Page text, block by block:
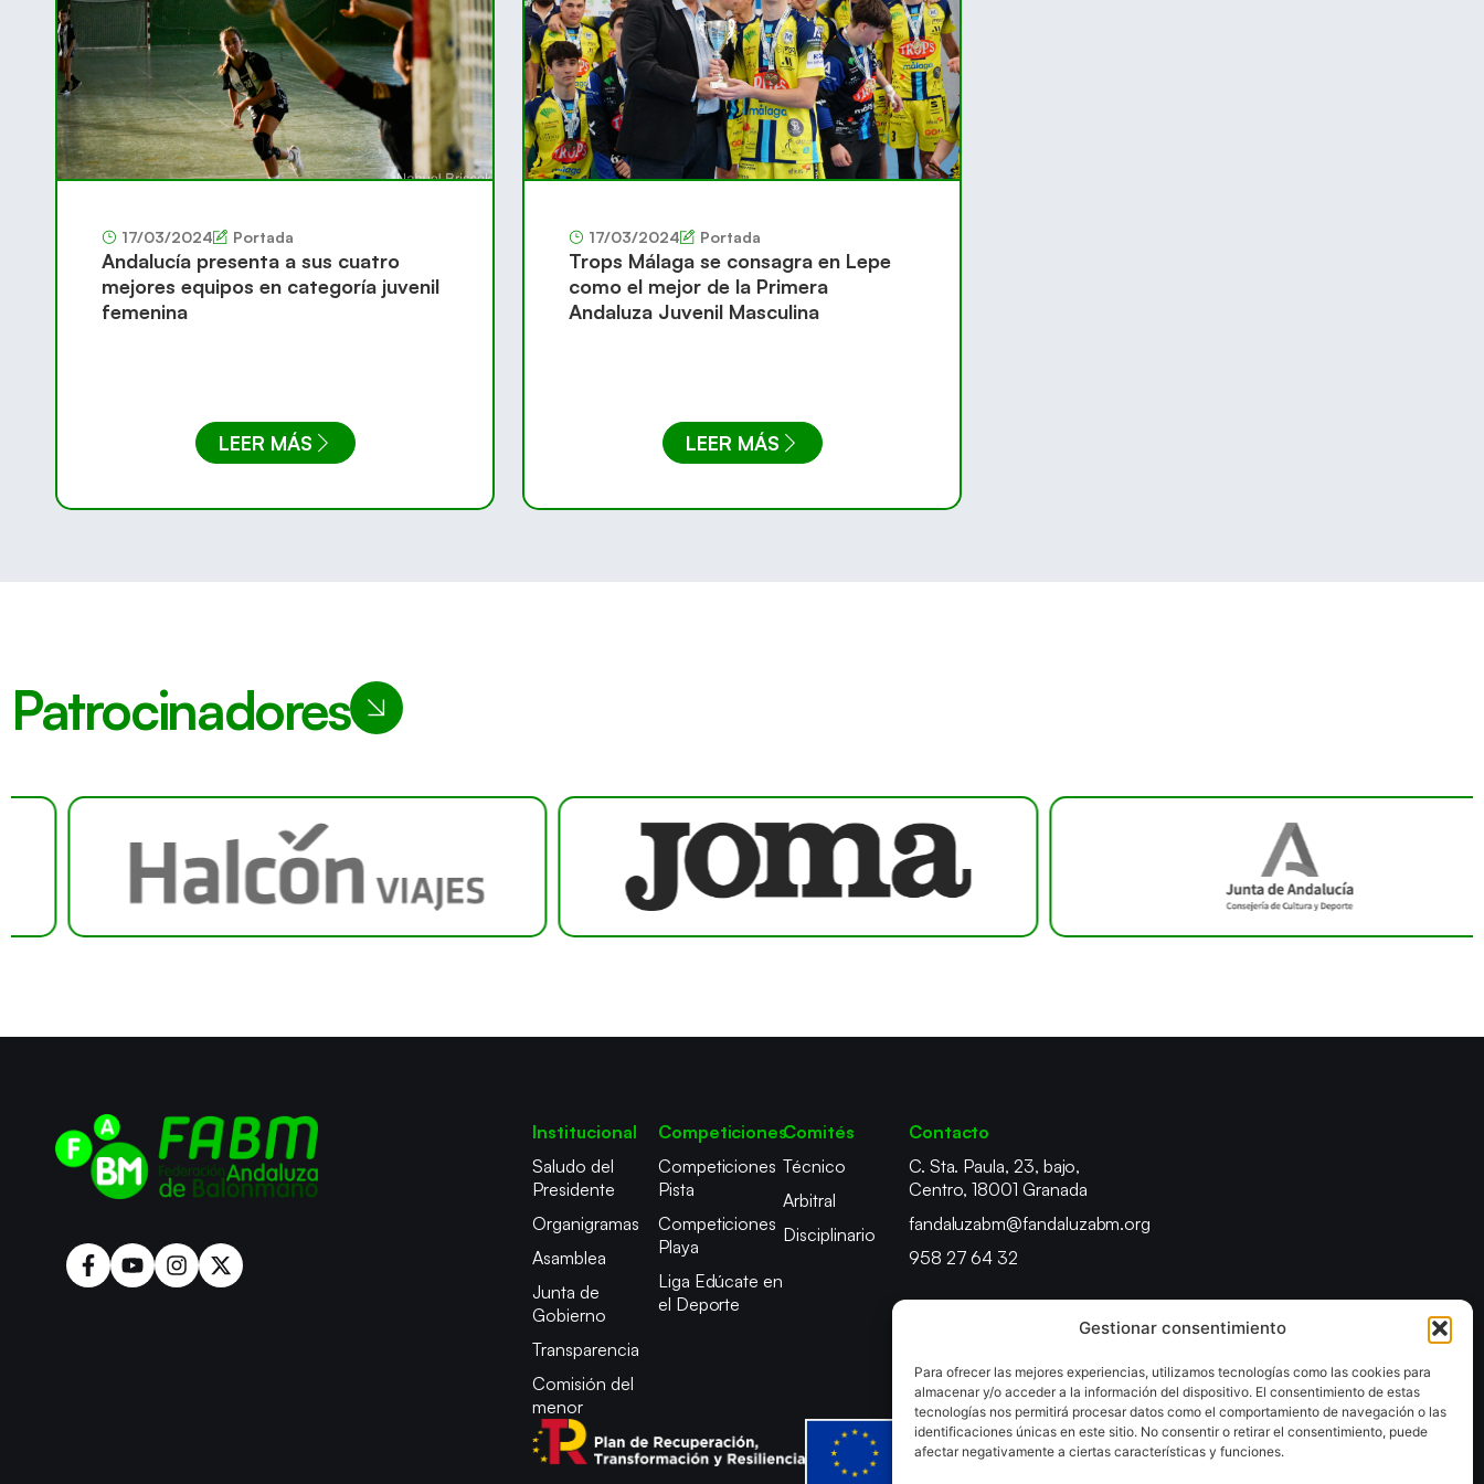
Gestionar consentimiento
Para ofrecer las mejores experiencias, utilizamos tecnologías como las cookies para
almacenar y/o acceder a la información del dispositivo. El consentimiento de estas
tecnologías nos permitirá procesar datos como el comportamiento de navegación o las
identificaciones únicas en este sitio. No consentir o retirar el consentimiento, puede
afectar negativamente a ciertas características y funciones.
17/03/2024 Portada
Andalucía presenta a sus cuatro
mejores equipos en categoría juvenil
femenina
LEER MÁS
17/03/2024 Portada
Trops Málaga se consagra en Lepe
como el mejor de la Primera
Andaluza Juvenil Masculina
LEER MÁS
Patrocinadores
Institucional
Saludo del
Presidente
Organigramas
Asamblea
Junta de
Gobierno
Transparencia
Comisión del
menor
Competiciones
Competiciones
Pista
Competiciones
Playa
Liga Edúcate en
el Deporte
Comités
Técnico
Arbitral
Disciplinario
Contacto
C. Sta. Paula, 23, bajo,
Centro, 18001 Granada
fandaluzabm@fandaluzabm.org
958 27 64 32